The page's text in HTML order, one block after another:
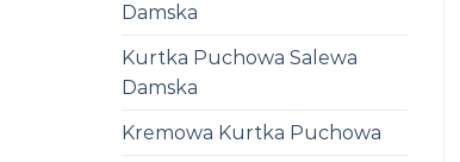
Damska
Kurtka Puchowa Salewa
Damska
Kremowa Kurtka Puchowa